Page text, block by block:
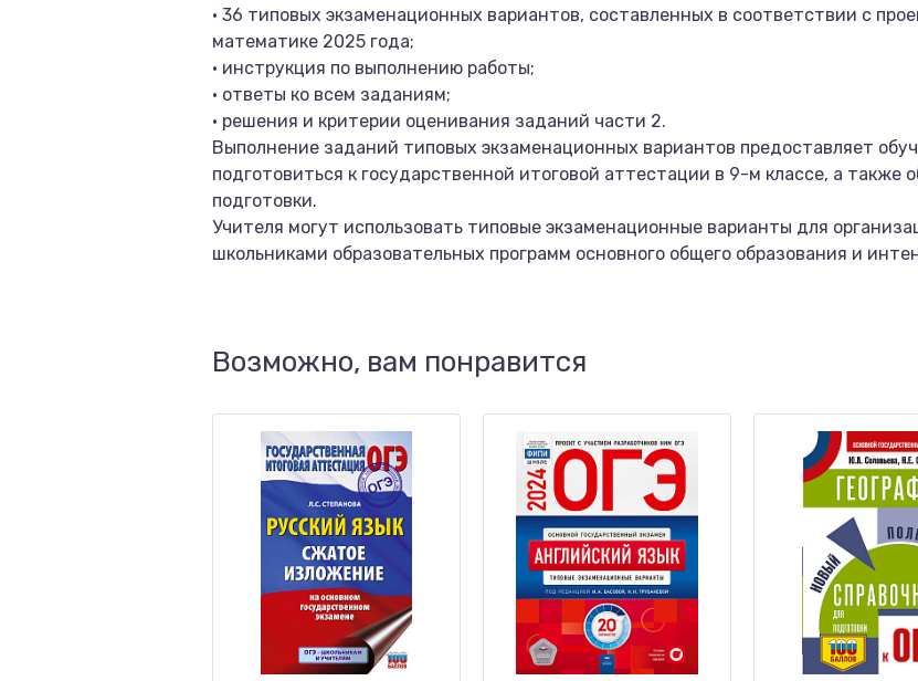
• 36 типовых экзаменационных вариантов, составленных в соответствии с
математике 2025 года;
• инструкция по выполнению работы;
• ответы ко всем заданиям;
• решения и критерии оценивания заданий части 2.
Выполнение заданий типовых экзаменационных вариантов предоставляет
подготовиться к государственной итоговой аттестации в 9-м классе, а также
подготовки.
Учителя могут использовать типовые экзаменационные варианты для
школьниками образовательных программ основного общего образования и
Возможно, вам понравится